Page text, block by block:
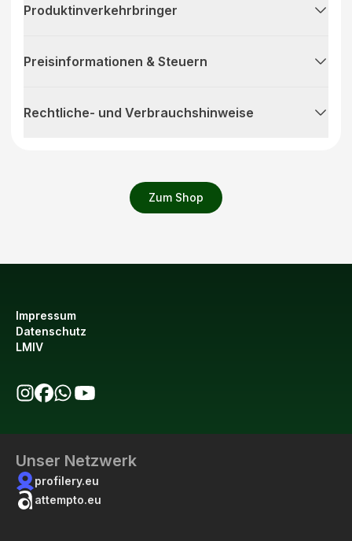
Zum Shop
Produktinverkehrbringer
Preisinformationen & Steuern
Rechtliche- und Verbrauchshinweise
Impressum
Datenschutz
LMIV
Unser Netzwerk
profilery.eu
attempto.eu